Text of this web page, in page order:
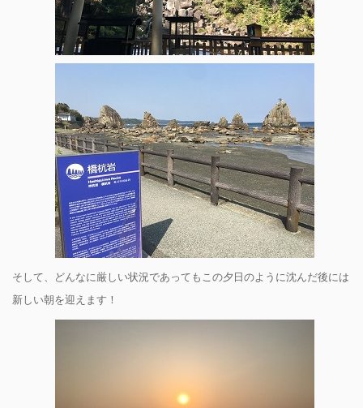
そして、どんなに厳しい状況であってもこの夕日のように沈んだ後には
新しい朝を迎えます！